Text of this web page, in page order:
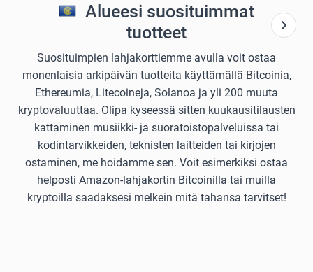
Alueesi suosituimmat
tuotteet
Suosituimpien lahjakorttiemme avulla voit ostaa
monenlaisia arkipäivän tuotteita käyttämällä Bitcoinia,
Ethereumia, Litecoineja, Solanoa ja yli 200 muuta
kryptovaluuttaa. Olipa kyseessä sitten kuukausitilausten
kattaminen musiikki- ja suoratoistopalveluissa tai
kodintarvikkeiden, teknisten laitteiden tai kirjojen
ostaminen, me hoidamme sen. Voit esimerkiksi ostaa
helposti Amazon-lahjakortin Bitcoinilla tai muilla
kryptoilla saadaksesi melkein mitä tahansa tarvitset!